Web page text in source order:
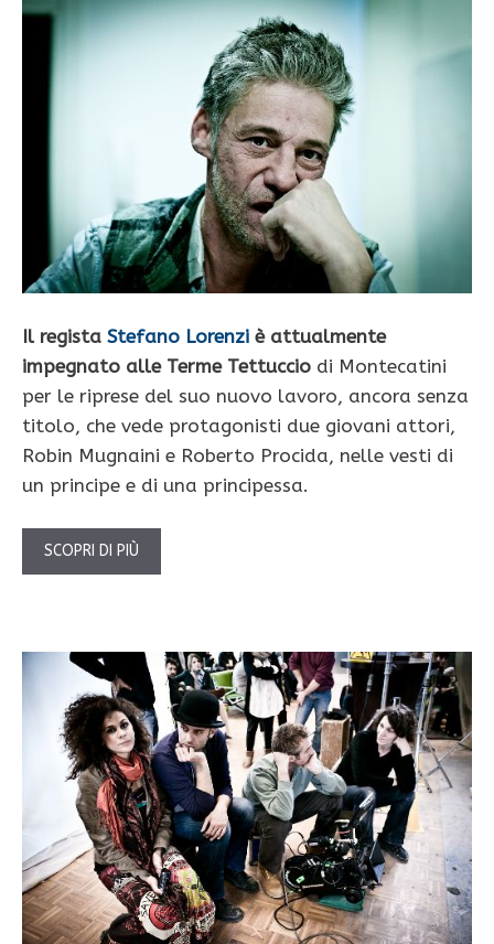
Il regista Stefano Lorenzi è attualmente
impegnato alle Terme Tettuccio di Montecatini
per le riprese del suo nuovo lavoro, ancora senza
titolo, che vede protagonisti due giovani attori,
Robin Mugnaini e Roberto Procida, nelle vesti di
un principe e di una principessa.
SCOPRI DI PIÙ